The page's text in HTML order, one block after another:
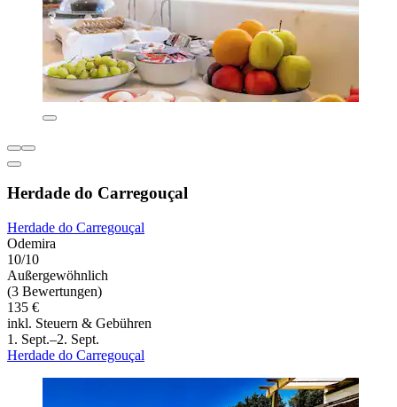
Herdade do Carregouçal
Herdade do Carregouçal
Odemira
10/10
Außergewöhnlich
(3 Bewertungen)
135 €
inkl. Steuern & Gebühren
1. Sept.–2. Sept.
Herdade do Carregouçal